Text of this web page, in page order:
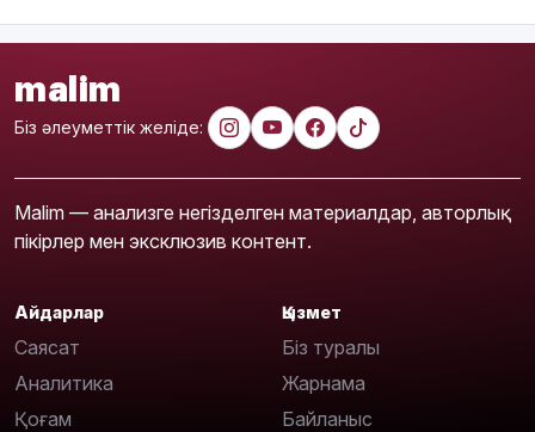
malim
Біз әлеуметтік желіде:
Malim — анализге негізделген материалдар, авторлық
пікірлер мен эксклюзив контент.
Айдарлар
Саясат
Аналитика
Қоғам
Қызмет
Біз туралы
Жарнама
Байланыс